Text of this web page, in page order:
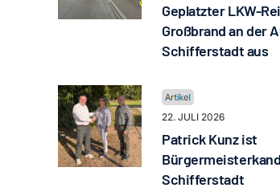
Geplatzter LKW-
Großbrand an der
Schifferstadt aus
22. JULI 2026
Patrick Kunz ist
Schifferstadt